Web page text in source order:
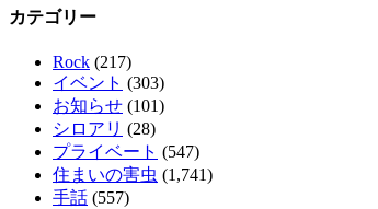
カテゴリー
Rock (217)
イベント (303)
お知らせ (101)
シロアリ (28)
プライベート (547)
住まいの害虫 (1,741)
手話 (557)